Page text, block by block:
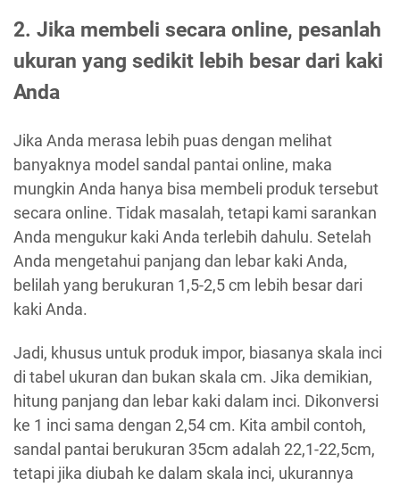
2. Jika membeli secara online, pesanlah
ukuran yang sedikit lebih besar dari kaki
Anda
Jika Anda merasa lebih puas dengan melihat
banyaknya model sandal pantai online, maka
mungkin Anda hanya bisa membeli produk tersebut
secara online. Tidak masalah, tetapi kami sarankan
Anda mengukur kaki Anda terlebih dahulu. Setelah
Anda mengetahui panjang dan lebar kaki Anda,
belilah yang berukuran 1,5-2,5 cm lebih besar dari
kaki Anda.
Jadi, khusus untuk produk impor, biasanya skala inci
di tabel ukuran dan bukan skala cm. Jika demikian,
hitung panjang dan lebar kaki dalam inci. Dikonversi
ke 1 inci sama dengan 2,54 cm. Kita ambil contoh,
sandal pantai berukuran 35cm adalah 22,1-22,5cm,
tetapi jika diubah ke dalam skala inci, ukurannya